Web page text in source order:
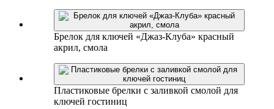
Брелок для ключей «Джаз-Клуба» красный
акрил, смола
Пластиковые брелки с заливкой смолой для
ключей гостиниц